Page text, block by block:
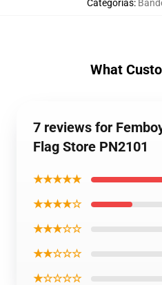
Categorias:
What
7 reviews for
Flag Store PN2101
★★★★★
★★★★☆
★★★☆☆
★★☆☆☆
★☆☆☆☆